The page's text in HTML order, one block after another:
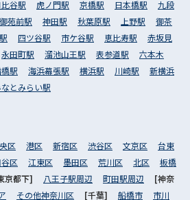
谷駅 虎ノ門駅 京橋駅 日本橋駅
九段
苑前駅 神田駅 秋葉原駅 上野駅
御茶
四ツ谷駅 市ケ谷駅 恵比寿駅
赤坂見
永田町駅 溜池山王駅 表参道駅
六本木
駅 海浜幕張駅 横浜駅 川崎駅
新横浜
なとみらい駅
区 港区 新宿区 渋谷区 文京区
台東
区 江東区 墨田区 荒川区 北区
板橋
京都下] 八王子駅周辺 町田駅周辺
[神奈
その他神奈川区 [千葉] 船橋市 市川